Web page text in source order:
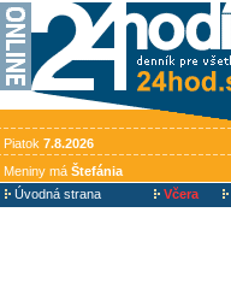
Piatok 7.8.2026
Meniny má Štefánia
Úvodná strana
Včera